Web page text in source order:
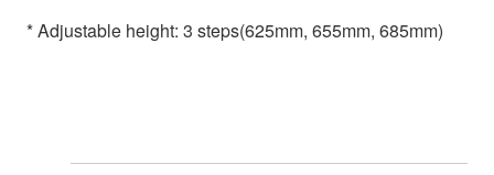
* Adjustable height: 3 steps(625mm, 655mm, 685mm)